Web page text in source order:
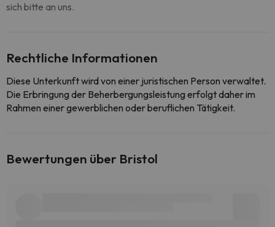
sich bitte an uns.
Rechtliche Informationen
Diese Unterkunft wird von einer juristischen Person verwaltet.
Die Erbringung der Beherbergungsleistung erfolgt daher im
Rahmen einer gewerblichen oder beruflichen Tätigkeit.
Bewertungen über Bristol